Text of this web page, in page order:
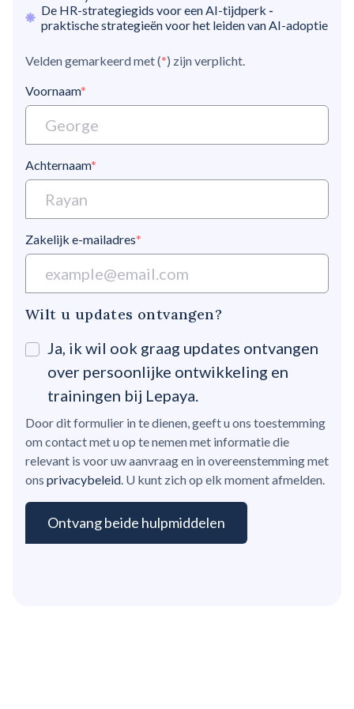
De HR-strategiegids voor een AI-tijdperk -
praktische strategieën voor het leiden van AI-adoptie
Velden gemarkeerd met (*) zijn verplicht.
Voornaam*
Achternaam*
Zakelijk e-mailadres*
Wilt u updates ontvangen?
Ja, ik wil ook graag updates ontvangen
over persoonlijke ontwikkeling en
trainingen bij Lepaya.
Door dit formulier in te dienen, geeft u ons toestemming
om contact met u op te nemen met informatie die
relevant is voor uw aanvraag en in overeenstemming met
ons privacybeleid. U kunt zich op elk moment afmelden.